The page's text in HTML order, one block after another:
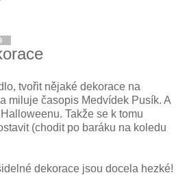
tvořit nějaké dekorace na
miluje časopis Medvídek Pusík. A
Takže se k tomu
(chodit po baráku na koledu
dekorace jsou docela hezké!